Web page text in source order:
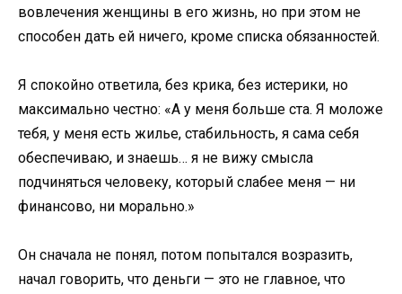
вовлечения женщины в его жизнь, но при этом не
способен дать ей ничего, кроме списка обязанностей.
Я спокойно ответила, без крика, без истерики, но
максимально честно: «А у меня больше ста. Я моложе
тебя, у меня есть жилье, стабильность, я сама себя
обеспечиваю, и знаешь… я не вижу смысла
подчиняться человеку, который слабее меня — ни
финансово, ни морально.»
Он сначала не понял, потом попытался возразить,
начал говорить, что деньги — это не главное, что